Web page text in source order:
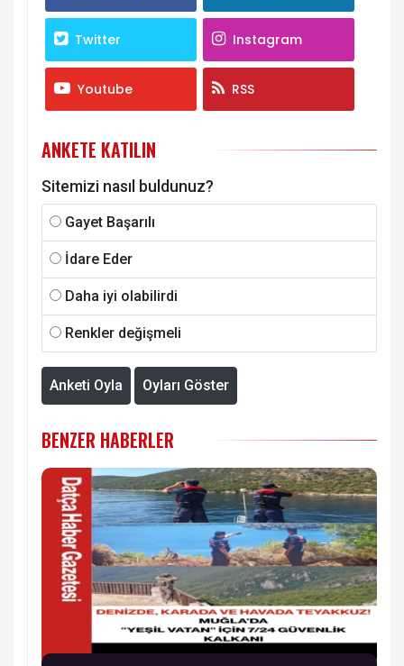
Twitter Instagram
Youtube RSS
ANKETE KATILIN
Sitemizi nasıl buldunuz?
Gayet Başarılı
İdare Eder
Daha iyi olabilirdi
Renkler değişmeli
Anketi Oyla Oyları Göster
BENZER HABERLER